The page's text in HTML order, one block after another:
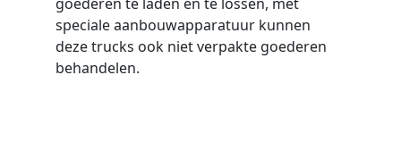
speciale aanbouwapparatuur kunnen
deze trucks ook niet verpakte goederen
behandelen.